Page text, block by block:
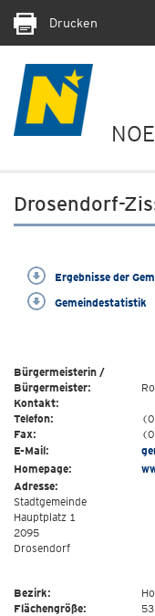
Drucken
Drosendorf-
Ergebnisse der
Gemeindestatistik
Bürgermeisterin /
Bürgermeister:
Kontakt:
Telefon:
Fax:
E-Mail:
Homepage:
Adresse:
Stadtgemeinde
Hauptplatz 1
2095
Drosendorf
Bezirk:
Flächengröße: